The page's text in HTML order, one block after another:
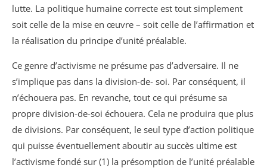
lutte. La politique humaine correcte est tout simplement
soit celle de la mise en œuvre – soit celle de l’affirmation et
la réalisation du principe d’unité préalable.
Ce genre d’activisme ne présume pas d’adversaire. Il ne
s’implique pas dans la division-de- soi. Par conséquent, il
n’échouera pas. En revanche, tout ce qui présume sa
propre division-de-soi échouera. Cela ne produira que plus
de divisions. Par conséquent, le seul type d’action politique
qui puisse éventuellement aboutir au succès ultime est
l’activisme fondé sur (1) la présomption de l’unité préalable